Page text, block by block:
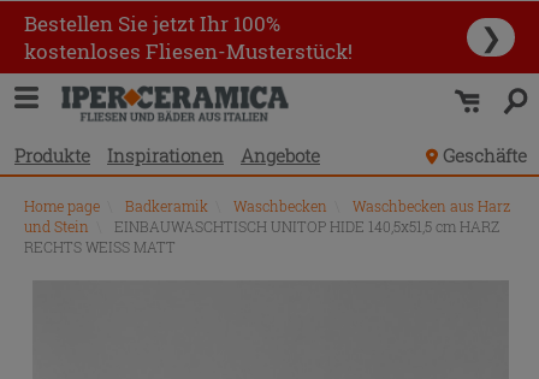
Bestellen Sie jetzt Ihr 100%
kostenloses Fliesen-Musterstück!
❯
Produkte Inspirationen Angebote Geschäfte
Home page Badkeramik Waschbecken
Waschbecken aus Harz
und Stein
EINBAUWASCHTISCH UNITOP HIDE 140,5x51,5 cm HARZ
RECHTS WEISS MATT